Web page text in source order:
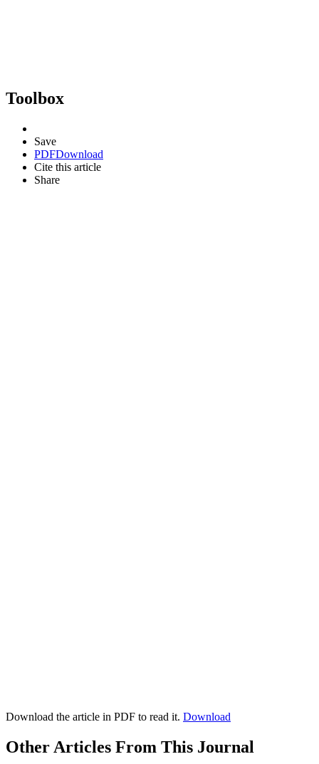
Toolbox
Save
PDFDownload
Cite this article
Share
Download the article in PDF to read it. Download
Other Articles From This Journal